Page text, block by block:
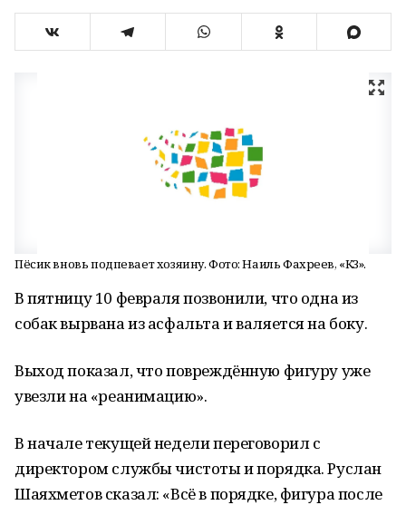
Пёсик вновь подпевает хозяину. Фото: Наиль Фахреев, «КЗ».
В пятницу 10 февраля позвонили, что одна из
собак вырвана из асфальта и валяется на боку.
Выход показал, что повреждённую фигуру уже
увезли на «реанимацию».
В начале текущей недели переговорил с
директором службы чистоты и порядка. Руслан
Шаяхметов сказал: «Всё в порядке, фигура после